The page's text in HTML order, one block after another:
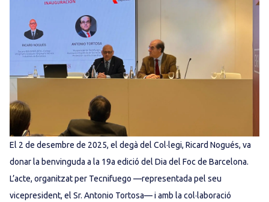
El 2 de desembre de 2025, el degà del Col·legi, Ricard Nogués, va
donar la benvinguda a la 19a edició del Dia del Foc de Barcelona.
L’acte, organitzat per Tecnifuego —representada pel seu
vicepresident, el Sr. Antonio Tortosa— i amb la col·laboració